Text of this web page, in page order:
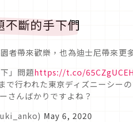
不斷的手下們
者帶來歡樂，也為迪士尼帶來更
」問題https://t.co/
で行われた東京ディズニーシー
さんばかりですよね？
May 6, 2020